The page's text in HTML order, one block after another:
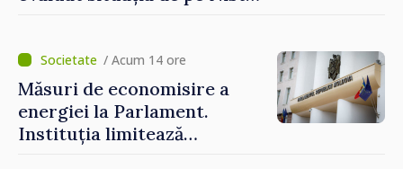
/ Acum 14 ore
Măsuri de economisire a
energiei la Parlament.
Instituția limitează